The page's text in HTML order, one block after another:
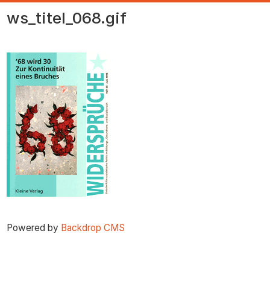
zum
ws_titel_068.gif
Powered by Backdrop CMS